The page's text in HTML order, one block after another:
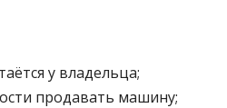
у владельца;
продавать машину;